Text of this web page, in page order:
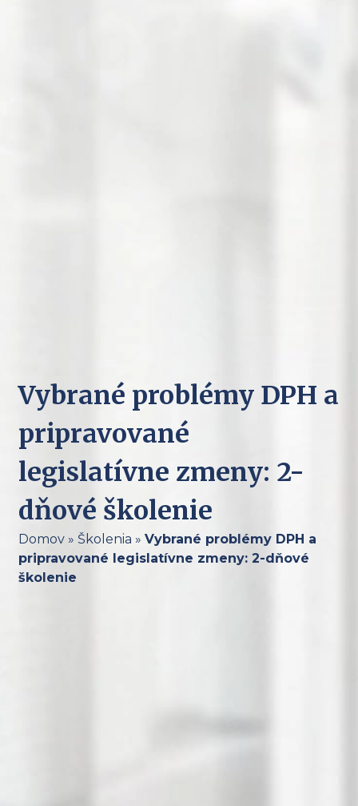
Vybrané problémy DPH a
pripravované
legislatívne zmeny: 2-
dňové školenie
Domov» Školenia » Vybrané problémy DPH a
pripravované legislatívne zmeny: 2-dňové
školenie